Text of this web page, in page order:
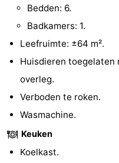
en
en
Evenementen
Zoutelande
Forum
Bedden: 6.
Badkamers: 1.
Leefruimte: ±64 m².
Huisdieren toegelaten
overleg.
Verboden te roken.
Wasmachine.
Keuken
Koelkast.